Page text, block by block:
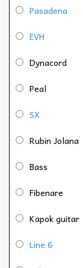
Pasadena
EVH
Dynacord
Peal
SX
Rubin Jolana
Bass
Fibenare
Kapok guitar
Line 6